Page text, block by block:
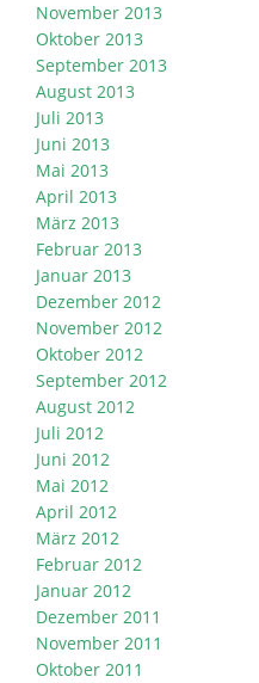
November 2013
Oktober 2013
September 2013
August 2013
Juli 2013
Juni 2013
Mai 2013
April 2013
März 2013
Februar 2013
Januar 2013
Dezember 2012
November 2012
Oktober 2012
September 2012
August 2012
Juli 2012
Juni 2012
Mai 2012
April 2012
März 2012
Februar 2012
Januar 2012
Dezember 2011
November 2011
Oktober 2011